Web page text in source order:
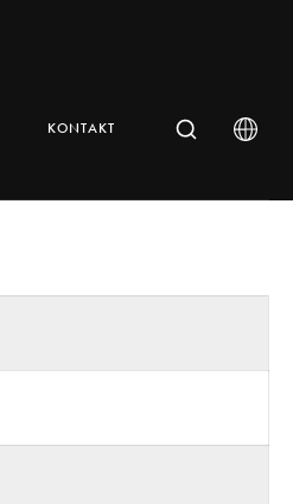
KONTAKT